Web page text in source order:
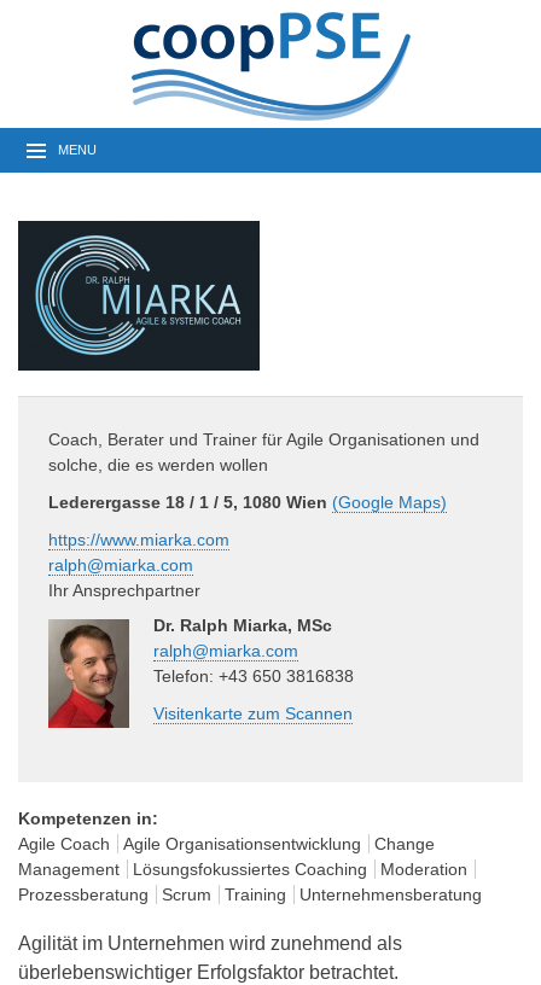
MENU
Coach, Berater und Trainer für Agile Organisationen und
solche, die es werden wollen
Lederergasse 18 / 1 / 5, 1080 Wien (Google Maps)
https://www.miarka.com
ralph@miarka.com
Ihr Ansprechpartner
Dr. Ralph Miarka, MSc
ralph@miarka.com
Telefon: +43 650 3816838
Visitenkarte zum Scannen
Kompetenzen in:
Agile Coach
Agile Organisationsentwicklung
Change
Management
Lösungsfokussiertes Coaching
Moderation
Prozessberatung
Scrum Training Unternehmensberatung
Agilität im Unternehmen wird zunehmend als
überlebenswichtiger Erfolgsfaktor betrachtet.